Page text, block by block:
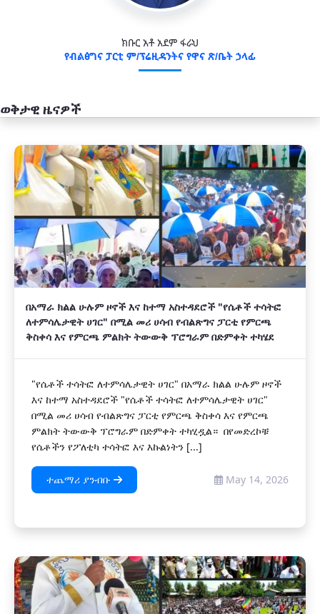
ክቡር አቶ አደም ፋራህ
የብልፅግና ፓርቲ ም/ፕሬዚዳንትና የዋና ጽ/ቤት ኃላፊ
ወቅታዊ ዜናዎች
አዲስ
በአማራ ክልል ሁሉም ዞኖች እና ከተማ አስተዳደሮች "የሴቶች ተሳትፎ
ለተምሳሌታዊት ሀገር" በሚል መሪ ሀሳብ የብልጽግና ፓርቲ የምርጫ
ቅስቀሳ እና የምርጫ ምልክት ትውውቅ ፕሮግራም በድምቀት ተካሄደ
"የሴቶች ተሳትፎ ለተምሳሌታዊት ሀገር" በአማራ ክልል ሁሉም ዞኖች
እና ከተማ አስተዳደሮች "የሴቶች ተሳትፎ ለተምሳሌታዊት ሀገር"
በሚል መሪ ሀሳብ የብልጽግና ፓርቲ የምርጫ ቅስቀሳ እና የምርጫ
ምልክት ትውውቅ ፕሮግራም በድምቀት ተካሂዷል። በየመድረኮቹ
የሴቶችን የፖለቲካ ተሳትፎ እና እኩልነትን [...]
ተጨማሪ ያንብቡ May 14, 2026